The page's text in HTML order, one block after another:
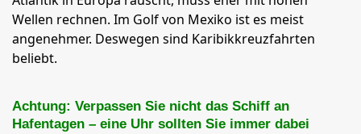
Wellen rechnen. Im Golf von Mexiko ist es meist
angenehmer. Deswegen sind Karibikkreuzfahrten
beliebt.
Achtung: Verpassen Sie nicht das Schiff an
Hafentagen – eine Uhr sollten Sie immer dabei